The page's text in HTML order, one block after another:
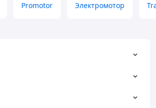
Promotor Электромотор